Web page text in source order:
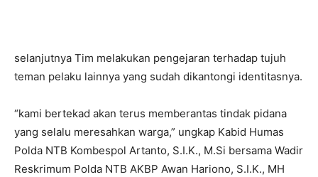
selanjutnya Tim melakukan pengejaran terhadap tujuh
teman pelaku lainnya yang sudah dikantongi identitasnya.
“kami bertekad akan terus memberantas tindak pidana
yang selalu meresahkan warga,” ungkap Kabid Humas
Polda NTB Kombespol Artanto, S.I.K., M.Si bersama Wadir
Reskrimum Polda NTB AKBP Awan Hariono, S.I.K., MH